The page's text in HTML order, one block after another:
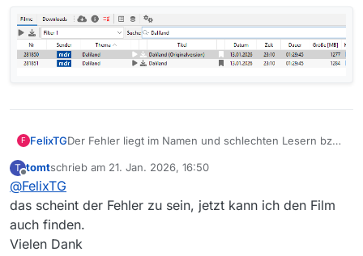
F FelixTGDer Fehler liegt im Namen und schlechten Lesern bzw.
normales i sondern ein í (Apostroph + i). Dann wird es
kulanter in der Suche zu sein.
T
Offline
tomtschrieb am 21. Jan. 2026, 16:50
zuletzt editiert von
@FelixTG
das scheint der Fehler zu sein, jetzt kann ich den Film
auch finden.
Vielen Dank